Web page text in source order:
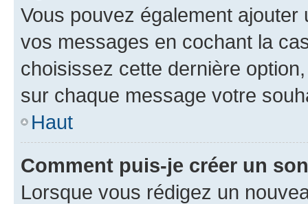
Vous pouvez également
vos messages en cochant la
choisissez cette dernière
sur chaque message votre
Haut
Comment puis-je créer un
Lorsque vous rédigez un